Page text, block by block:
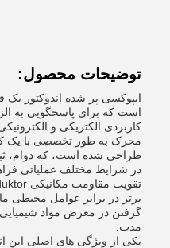
توضیحات محصول:
ایپوکسی پر شده اندوکتور یک
است که برای پاسخگویی به
کاربردی الکتریکی و
محرک به طور تخصصی با یک
طراحی شده است، که دوام،
در شرایط مختلف عملیاتی
برتر در برابر عوامل محیطی
گرفتن در معرض مواد
مدت.
یکی از ویژگی های اصلی این